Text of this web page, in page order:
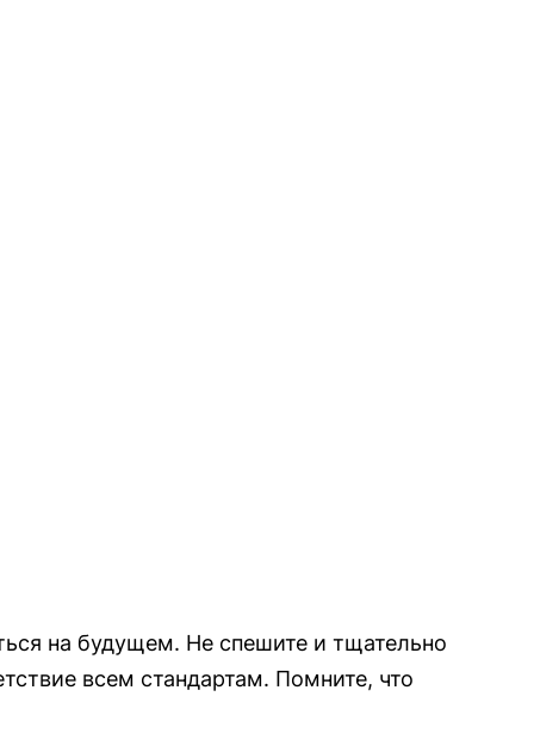
на будущем. Не спешите и тщательно
всем стандартам. Помните, что